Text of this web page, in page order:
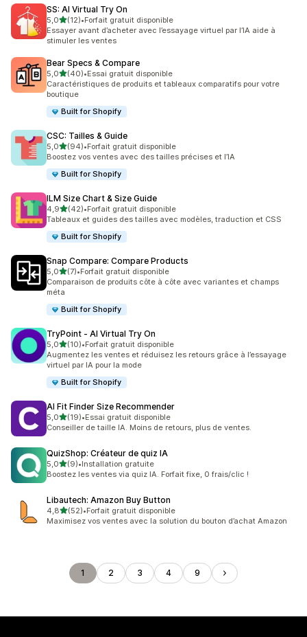
SS: AI Virtual Try On
5,0étoile(s) sur 5
(12)
12 avis au total
•Forfait gratuit disponible
Essayer avant d’acheter avec l’essayage virtuel par l’IA aide à
stimuler les ventes
Bear Specs & Compare
5,0étoile(s) sur 5
(40)
40 avis au total
•Essai gratuit disponible
Caractéristiques de produits et tableaux comparatifs pour votre
boutique
Built for Shopify
CSC: Tailles & Guide
5,0étoile(s) sur 5
(94)
94 avis au total
•Forfait gratuit disponible
Boostez vos ventes avec des tailles précises et l’IA
Built for Shopify
ILM Size Chart & Size Guide
4,9étoile(s) sur 5
(42)
42 avis au total
•Forfait gratuit disponible
Tableaux et guides des tailles avec modèles, traduction et CSS
Built for Shopify
Snap Compare: Compare Products
5,0étoile(s) sur 5
(7)
7 avis au total
•Forfait gratuit disponible
Comparaison de produits côte à côte avec variantes et champs
méta
Built for Shopify
TryPoint ‑ AI Virtual Try On
5,0étoile(s) sur 5
(10)
10 avis au total
•Forfait gratuit disponible
Augmentez les ventes et réduisez les retours grâce à l’essayage
virtuel par IA pour la mode
Built for Shopify
AI Fit Finder Size Recommender
5,0étoile(s) sur 5
(19)
19 avis au total
•Essai gratuit disponible
Conseiller de taille IA. Moins de retours, plus de ventes.
QuizShop: Créateur de quiz IA
5,0étoile(s) sur 5
(9)
9 avis au total
•Installation gratuite
Boostez les ventes via quiz IA. Forfait fixe, 0 frais/clic !
Libautech: Amazon Buy Button
4,8étoile(s) sur 5
(52)
52 avis au total
•Forfait gratuit disponible
Maximisez vos ventes avec la solution du bouton d’achat Amazon
1 2 3 4 9